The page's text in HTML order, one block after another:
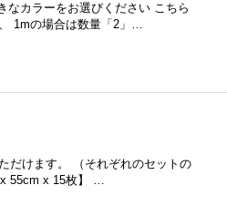
カラーをお選びください こちら
1mの場合は数量「2」…
だけます。 （それぞれのセットの
x 55cm x 15枚】 …